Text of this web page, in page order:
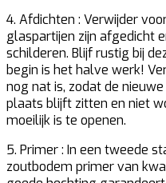
4. Afdichten : Verwijder
glaspartijen zijn afgedicht
schilderen. Blijf rustig bij
begin is het halve werk!
nog nat is, zodat de
plaats blijft zitten en niet
moeilijk is te openen.
5. Primer : In een tweede
zoutbodem primer van